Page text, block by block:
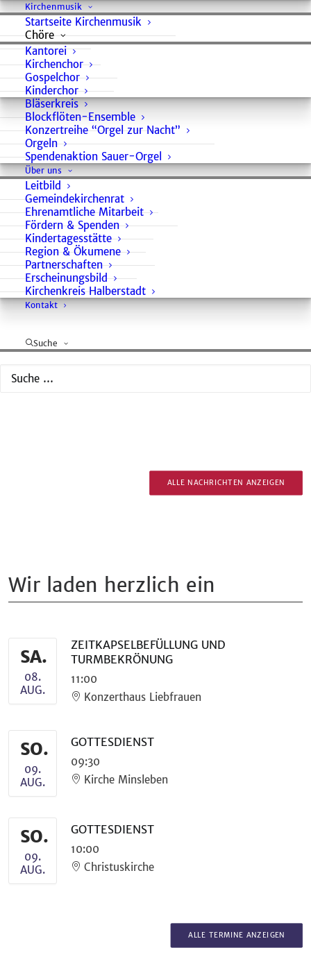
Kirchenmusik
Startseite Kirchenmusik
Chöre
Kantorei
Kirchenchor
Gospelchor
Kinderchor
Bläserkreis
Blockflöten-Ensemble
Konzertreihe “Orgel zur Nacht”
Orgeln
Spendenaktion Sauer-Orgel
Über uns
Leitbild
Gemeindekirchenrat
Ehrenamtliche Mitarbeit
Fördern & Spenden
Kindertagesstätte
Region & Ökumene
Partnerschaften
Erscheinungsbild
Kirchenkreis Halberstadt
Kontakt
Suche
Brockenwanderung mit
Andacht am 22.8.
WEITERLESEN …
ALLE NACHRICHTEN ANZEIGEN
Wir laden herzlich ein
SA.
08.
AUG.
ZEITKAPSELBEFÜLLUNG UND
TURMBEKRÖNUNG
11:00
Konzerthaus Liebfrauen
SO.
09.
AUG.
GOTTESDIENST
09:30
Kirche Minsleben
SO.
09.
AUG.
GOTTESDIENST
10:00
Christuskirche
ALLE TERMINE ANZEIGEN